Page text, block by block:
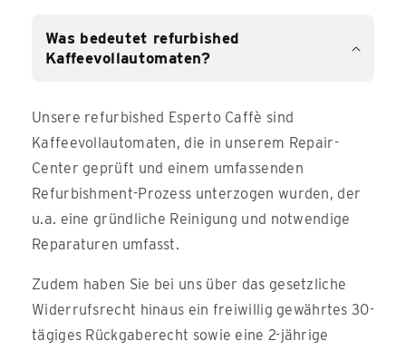
Was bedeutet refurbished
Kaffeevollautomaten?
Unsere refurbished Esperto Caffè sind
Kaffeevollautomaten, die in unserem Repair-
Center geprüft und einem umfassenden
Refurbishment-Prozess unterzogen wurden, der
u.a. eine gründliche Reinigung und notwendige
Reparaturen umfasst.
Zudem haben Sie bei uns über das gesetzliche
Widerrufsrecht hinaus ein freiwillig gewährtes 30-
tägiges Rückgaberecht sowie eine 2-jährige